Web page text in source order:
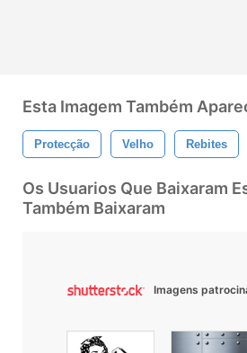
Esta Imagem Também
Protecção Velho Rebites
Os Usuarios Que Baixaram
Também Baixaram
Imagens